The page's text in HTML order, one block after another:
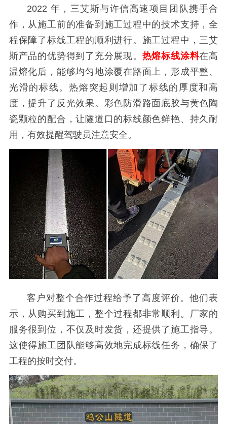
2022 年，三艾斯与许信高速项目团队携手合
作，从施工前的准备到施工过程中的技术支持，全
程保障了标线工程的顺利进行。施工过程中，三艾
斯产品的优势得到了充分展现。 热熔标线涂料在高
温熔化后，能够均匀地涂覆在路面上，形成平整、
光滑的标线。热熔突起则增加了标线的厚度和高
度，提升了反光效果。彩色防滑路面底胶与黄色陶
瓷颗粒的配合，让隧道口的标线颜色鲜艳、持久耐
用，有效提醒驾驶员注意安全。
客户对整个合作过程给予了高度评价。他们表
示，从购买到施工，整个过程都非常顺利。厂家的
服务很到位，不仅及时发货，还提供了施工指导。
这使得施工团队能够高效地完成标线任务，确保了
工程的按时交付。